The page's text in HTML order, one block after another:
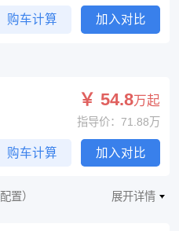
购车计算 加入对比
￥ 54.8万起
指导价：71.88万
购车计算 加入对比
配置） 展开详情